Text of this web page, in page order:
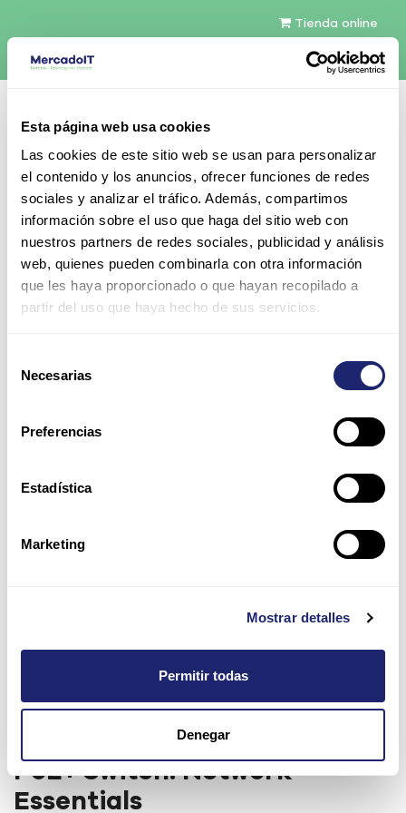
Esta página web usa cookies
Las cookies de este sitio web se usan para personalizar
el contenido y los anuncios, ofrecer funciones de redes
sociales y analizar el tráfico. Además, compartimos
información sobre el uso que haga del sitio web con
nuestros partners de redes sociales, publicidad y análisis
web, quienes pueden combinarla con otra información
que les haya proporcionado o que hayan recopilado a
partir del uso que haya hecho de sus servicios.
Necesarias
Preferencias
Estadística
Marketing
Mostrar detalles
Permitir todas
Denegar
Tienda online
Español
Contáctenos
Todos los productos
Cisco Catalyst 9200 24-port PoE+ Switch.
Network Essentials
Cisco Catalyst 9200 24-port
PoE+ Switch. Network
Essentials